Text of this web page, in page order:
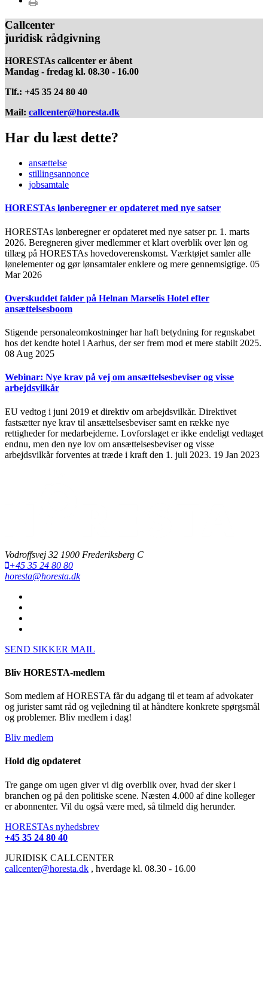
Callcenter
juridisk rådgivning
HORESTAs callcenter er åbent
Mandag - fredag kl. 08.30 - 16.00
Tlf.: +45 35 24 80 40
Mail: callcenter@horesta.dk
Har du læst dette?
ansættelse
stillingsannonce
jobsamtale
HORESTAs lønberegner er opdateret med nye satser
HORESTAs lønberegner er opdateret med nye satser pr. 1. marts
2026. Beregneren giver medlemmer et klart overblik over løn og
tillæg på HORESTAs hovedoverenskomst. Værktøjet samler alle
lønelementer og gør lønsamtaler enklere og mere gennemsigtige. 05
Mar 2026
Overskuddet falder på Helnan Marselis Hotel efter
ansættelsesboom
Stigende personaleomkostninger har haft betydning for regnskabet
hos det kendte hotel i Aarhus, der ser frem mod et mere stabilt 2025.
08 Aug 2025
Webinar: Nye krav på vej om ansættelsesbeviser og visse
arbejdsvilkår
EU vedtog i juni 2019 et direktiv om arbejdsvilkår. Direktivet
fastsætter nye krav til ansættelsesbeviser samt en række nye
rettigheder for medarbejderne. Lovforslaget er ikke endeligt vedtaget
endnu, men den nye lov om ansættelsesbeviser og visse
arbejdsvilkår forventes at træde i kraft den 1. juli 2023. 19 Jan 2023
Vodroffsvej 32 1900 Frederiksberg C
+45 35 24 80 80
horesta@horesta.dk
SEND SIKKER MAIL
Bliv HORESTA-medlem
Som medlem af HORESTA får du adgang til et team af advokater
og jurister samt råd og vejledning til at håndtere konkrete spørgsmål
og problemer. Bliv medlem i dag!
Bliv medlem
Hold dig opdateret
Tre gange om ugen giver vi dig overblik over, hvad der sker i
branchen og på den politiske scene. Næsten 4.000 af dine kolleger
er abonnenter. Vil du også være med, så tilmeld dig herunder.
HORESTAs nyhedsbrev
+45 35 24 80 40
JURIDISK CALLCENTER
callcenter@horesta.dk , hverdage kl. 08.30 - 16.00